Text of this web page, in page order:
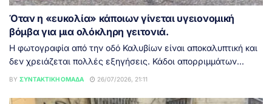
Όταν η «ευκολία» κάποιων γίνεται υγειονομική
βόμβα για μια ολόκληρη γειτονιά.
Η φωτογραφία από την οδό Καλυβίων είναι αποκαλυπτική και
δεν χρειάζεται πολλές εξηγήσεις. Κάδοι απορριμμάτων...
BY ΣΥΝΤΑΚΤΙΚΉ ΟΜΆΔΑ 26/07/2026, 21:11